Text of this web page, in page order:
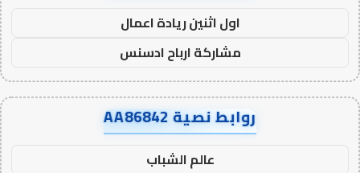
اول اثنين ريادة اعمال
مشاركة ارباح ادسنس
روابط نصية AA86842
عالم الشباب